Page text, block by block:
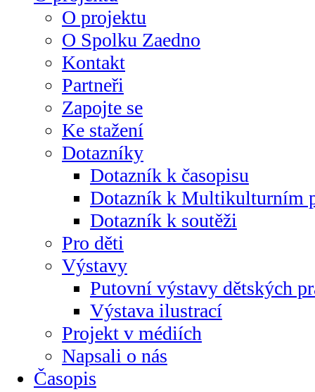
O projektu
O Spolku Zaedno
Kontakt
Partneři
Zapojte se
Ke stažení
Dotazníky
Dotazník k časopisu
Dotazník k Multikulturním
Dotazník k soutěži
Pro děti
Výstavy
Putovní výstavy dětských
Výstava ilustrací
Projekt v médiích
Napsali o nás
Časopis